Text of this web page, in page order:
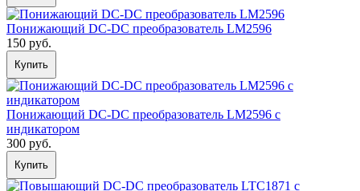
Понижающий DC-DC преобразователь LM2596
150 руб.
Купить
Понижающий DC-DC преобразователь LM2596 с
индикатором
300 руб.
Купить